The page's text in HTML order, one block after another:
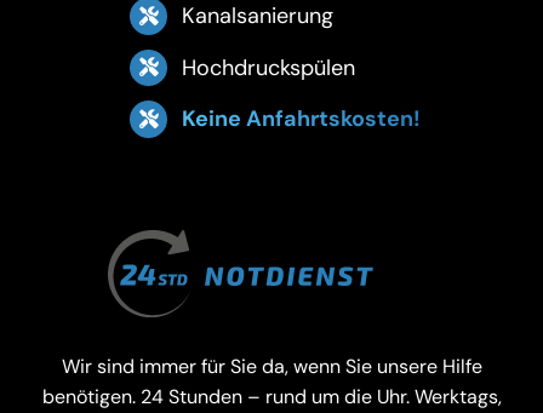
Kanalsanierung
Hochdruckspülen
Keine Anfahrtskosten!
Wir sind immer für Sie da, wenn Sie unsere Hilfe
benötigen. 24 Stunden – rund um die Uhr. Werktags,